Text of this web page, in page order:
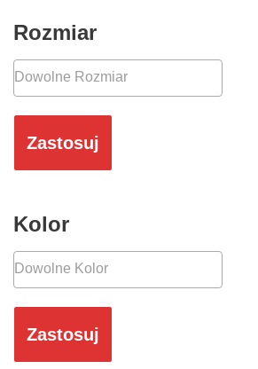
Rozmiar
Zastosuj
Kolor
Zastosuj